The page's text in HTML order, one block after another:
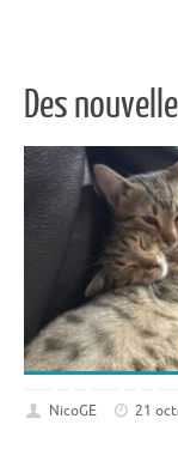
Des
NicoGE 21